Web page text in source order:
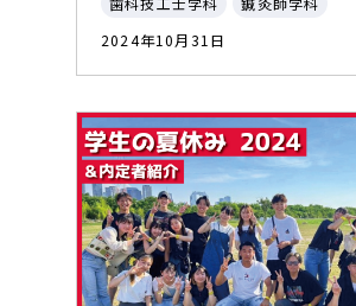
2024年10月31日